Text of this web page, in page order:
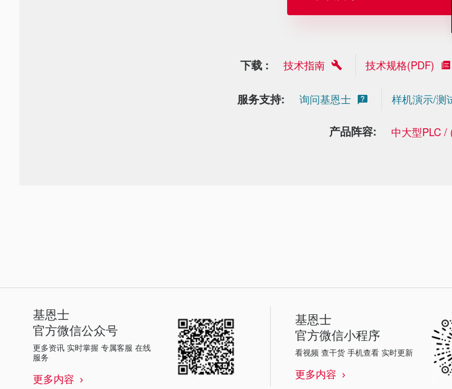
下载 : 技术指南 技术规格(PDF)
服务支持: 询问基恩士 样机演示/测
产品阵容: 中大型PLC /
基恩士
官方微信公众号
更多资讯 实时掌握 专属客服 在线
服务
更多内容
基恩士
官方微信小程序
看视频 查干货 手机查看 实时更新
更多内容